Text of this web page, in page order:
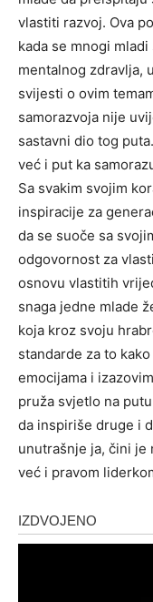
vlastiti razvoj. Ova
kada se mnogi
mentalnog zdravlja,
svijesti o ovim
samorazvoja nije
sastavni dio tog puta.
već i put ka
Sa svakim svojim
inspiracije za
da se suoče sa
odgovornost za
osnovu vlastitih
snaga jedne mlade
koja kroz svoju
standarde za to
emocijama i
pruža svjetlo na
da inspiriše druge i
unutrašnje ja, čini je
već i pravom